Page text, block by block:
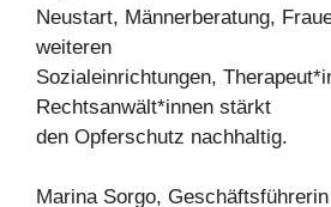
Neustart, Männerberatung,
weiteren
Sozialeinrichtungen,
Rechtsanwält*innen stärkt
den Opferschutz nachhaltig.
Marina Sorgo,